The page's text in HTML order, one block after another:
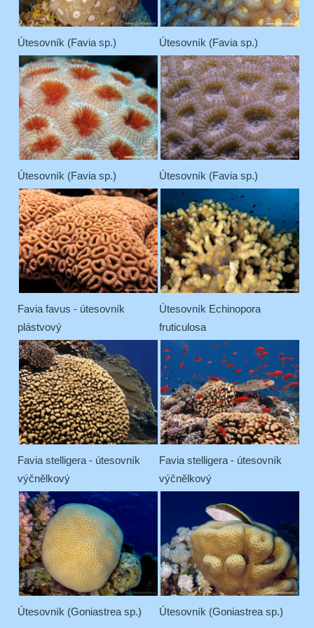
Útesovník (Favia sp.) Útesovník (Favia sp.)
Útesovník (Favia sp.) Útesovník (Favia sp.)
Favia favus - útesovník
plástvový
Útesovník Echinopora
fruticulosa
Favia stelligera - útesovník
výčnělkový
Favia stelligera - útesovník
výčnělkový
Útesovník (Goniastrea sp.) Útesovník (Goniastrea sp.)